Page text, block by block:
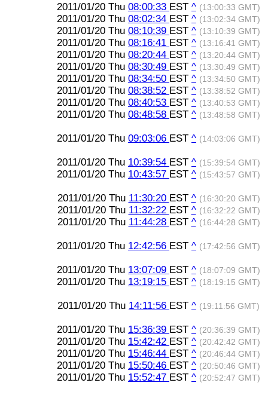
2011/01/20 Thu 08:00:33 EST ^ (13:00:33 GMT)
2011/01/20 Thu 08:02:34 EST ^ (13:02:34 GMT)
2011/01/20 Thu 08:10:39 EST ^ (13:10:39 GMT)
2011/01/20 Thu 08:16:41 EST ^ (13:16:41 GMT)
2011/01/20 Thu 08:20:44 EST ^ (13:20:44 GMT)
2011/01/20 Thu 08:30:49 EST ^ (13:30:49 GMT)
2011/01/20 Thu 08:34:50 EST ^ (13:34:50 GMT)
2011/01/20 Thu 08:38:52 EST ^ (13:38:52 GMT)
2011/01/20 Thu 08:40:53 EST ^ (13:40:53 GMT)
2011/01/20 Thu 08:48:58 EST ^ (13:48:58 GMT)
2011/01/20 Thu 09:03:06 EST ^ (14:03:06 GMT)
2011/01/20 Thu 10:39:54 EST ^ (15:39:54 GMT)
2011/01/20 Thu 10:43:57 EST ^ (15:43:57 GMT)
2011/01/20 Thu 11:30:20 EST ^ (16:30:20 GMT)
2011/01/20 Thu 11:32:22 EST ^ (16:32:22 GMT)
2011/01/20 Thu 11:44:28 EST ^ (16:44:28 GMT)
2011/01/20 Thu 12:42:56 EST ^ (17:42:56 GMT)
2011/01/20 Thu 13:07:09 EST ^ (18:07:09 GMT)
2011/01/20 Thu 13:19:15 EST ^ (18:19:15 GMT)
2011/01/20 Thu 14:11:56 EST ^ (19:11:56 GMT)
2011/01/20 Thu 15:36:39 EST ^ (20:36:39 GMT)
2011/01/20 Thu 15:42:42 EST ^ (20:42:42 GMT)
2011/01/20 Thu 15:46:44 EST ^ (20:46:44 GMT)
2011/01/20 Thu 15:50:46 EST ^ (20:50:46 GMT)
2011/01/20 Thu 15:52:47 EST ^ (20:52:47 GMT)